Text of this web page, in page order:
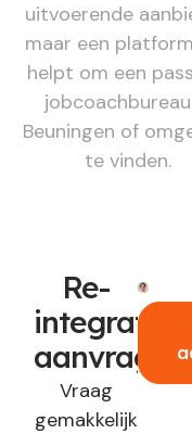
uitvoerende
maar een
helpt om een
Beuningen of
te vinden.
Re-
integratie
Vraag
gemakkelijk